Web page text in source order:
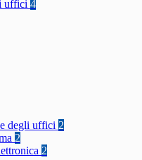
uffici 4
degli uffici 2
2
2